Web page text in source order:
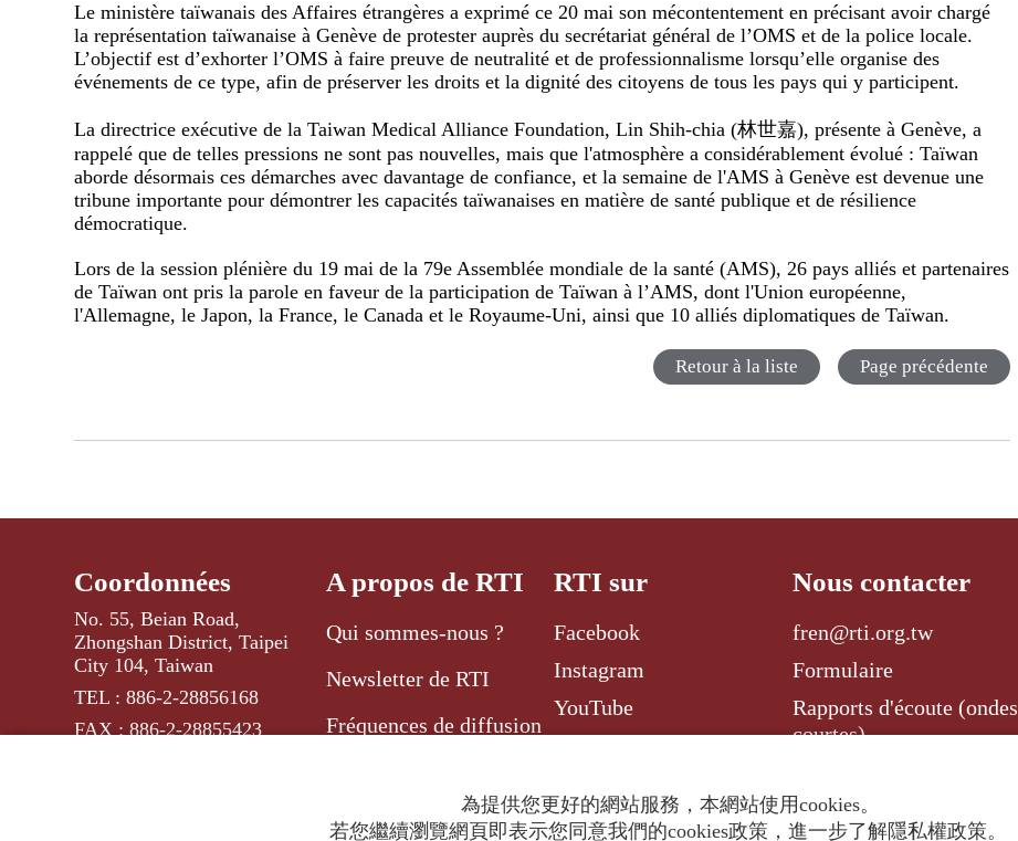
Le ministère taïwanais des Affaires étrangères a exprimé ce 20 mai son mécontentement en précisant avoir chargé
la représentation taïwanaise à Genève de protester auprès du secrétariat général de l’OMS et de la police locale.
L’objectif est d’exhorter l’OMS à faire preuve de neutralité et de professionnalisme lorsqu’elle organise des
événements de ce type, afin de préserver les droits et la dignité des citoyens de tous les pays qui y participent.
La directrice exécutive de la Taiwan Medical Alliance Foundation, Lin Shih-chia (林世嘉), présente à Genève, a
rappelé que de telles pressions ne sont pas nouvelles, mais que l'atmosphère a considérablement évolué : Taïwan
aborde désormais ces démarches avec davantage de confiance, et la semaine de l'AMS à Genève est devenue une
tribune importante pour démontrer les capacités taïwanaises en matière de santé publique et de résilience
démocratique.
Lors de la session plénière du 19 mai de la 79e Assemblée mondiale de la santé (AMS), 26 pays alliés et partenaires
de Taïwan ont pris la parole en faveur de la participation de Taïwan à l’AMS, dont l'Union européenne,
l'Allemagne, le Japon, la France, le Canada et le Royaume-Uni, ainsi que 10 alliés diplomatiques de Taïwan.
Retour à la liste Page précédente
Coordonnées
No. 55, Beian Road,
Zhongshan District, Taipei
City 104, Taiwan
TEL : 886-2-28856168
FAX : 886-2-28855423
A propos de RTI
Qui sommes-nous ?
Newsletter de RTI
Fréquences de diffusion
RTI sur
Facebook
Instagram
YouTube
Nous contacter
fren@rti.org.tw
Formulaire
Rapports d'écoute (ondes
courtes)
為提供您更好的網站服務，本網站使用cookies。
若您繼續瀏覽網頁即表示您同意我們的cookies政策，進一步了解隱私權政策。